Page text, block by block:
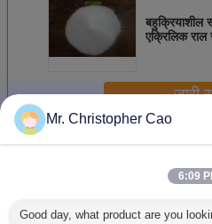
बहुक्रियाशील
एक्रिलिक
जारी
अधिकथर्माप्लास्टिक एक्रिलिक राल
Mr. Christopher Cao
6:09
Good day, what product are you